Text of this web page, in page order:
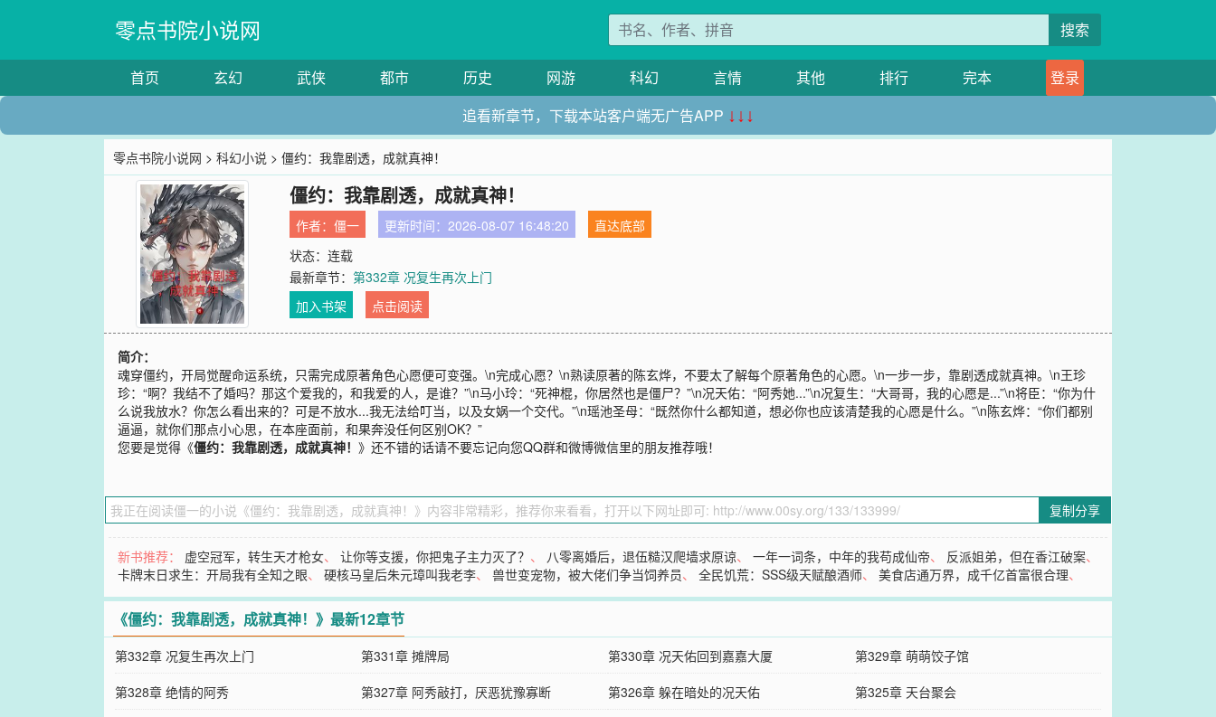
零点书院小说网 搜索
首页 玄幻 武侠 都市 历史 网游 科幻 言情 其他 排行 完本
登录
追看新章节，下载本站客户端无广告APP ↓↓↓
零点书院小说网 >科幻小说 > 僵约：我靠剧透，成就真神！
僵约：我靠剧透，成就真神！
作者：僵一 更新时间：2026-08-07 16:48:20
直达底部
状态：连载
最新章节：第332章 况复生再次上门
加入书架
点击阅读
简介：
魂穿僵约，开局觉醒命运系统，只需完成原著角色心愿便可变强。\n完成心愿？\n熟读原著的陈玄烨，不要太了解每个原著角色的心愿。\n一步一步，靠剧透成就真神。\n王珍
珍：“啊？我结不了婚吗？那这个爱我的，和我爱的人，是谁？”\n马小玲：“死神棍，你居然也是僵尸？”\n况天佑：“阿秀她...”\n况复生：“大哥哥，我的心愿是...”\n将臣：“你为什
么说我放水？你怎么看出来的？可是不放水...我无法给叮当，以及女娲一个交代。”\n瑶池圣母：“既然你什么都知道，想必你也应该清楚我的心愿是什么。”\n陈玄烨：“你们都别
逼逼，就你们那点小心思，在本座面前，和果奔没任何区别OK？”
您要是觉得《僵约：我靠剧透，成就真神！》还不错的话请不要忘记向您QQ群和微博微信里的朋友推荐哦！
复制分享
新书推荐： 虚空冠军，转生天才枪女、让你等支援，你把鬼子主力灭了？ 、 八零离婚后，退伍糙汉爬墙求原谅、一年一词条，中年的我苟成仙帝、 反派姐弟，但在香江破案、
卡牌末日求生：开局我有全知之眼、硬核马皇后朱元璋叫我老李、兽世变宠物，被大佬们争当饲养员、全民饥荒：SSS级天赋酿酒师、美食店通万界，成千亿首富很合理、
《僵约：我靠剧透，成就真神！》最新12章节
第332章 况复生再次上门 第331章 摊牌局 第330章 况天佑回到嘉嘉大厦
第329章 萌萌饺子馆
第328章 绝情的阿秀
第327章 阿秀敲打，厌恶犹豫寡断 第326章 躲在暗处的况天佑
第325章 天台聚会